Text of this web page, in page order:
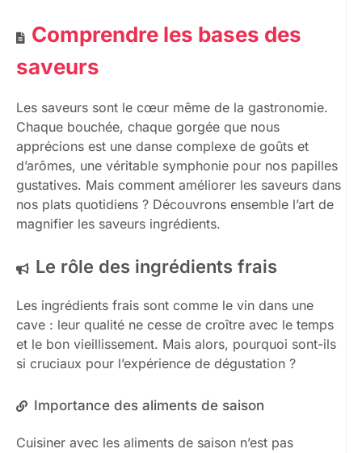
Comprendre les bases des
saveurs
Les saveurs sont le cœur même de la gastronomie.
Chaque bouchée, chaque gorgée que nous
apprécions est une danse complexe de goûts et
d’arômes, une véritable symphonie pour nos papilles
gustatives. Mais comment améliorer les saveurs dans
nos plats quotidiens ? Découvrons ensemble l’art de
magnifier les saveurs ingrédients.
Le rôle des ingrédients frais
Les ingrédients frais sont comme le vin dans une
cave : leur qualité ne cesse de croître avec le temps
et le bon vieillissement. Mais alors, pourquoi sont-ils
si cruciaux pour l’expérience de dégustation ?
Importance des aliments de saison
Cuisiner avec les aliments de saison n’est pas